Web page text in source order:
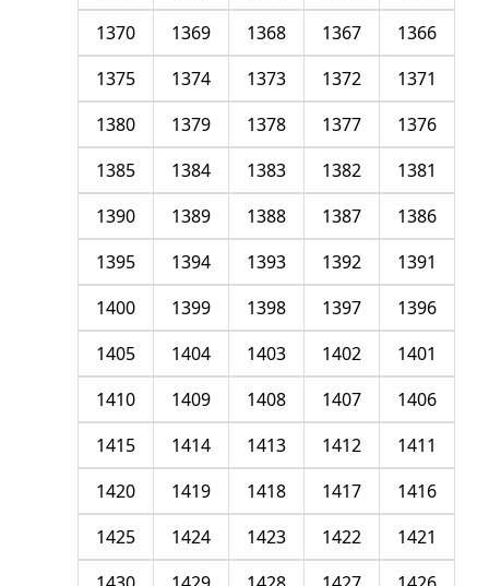
1366
1367
1368
1369
1370
1371
1372
1373
1374
1375
1376
1377
1378
1379
1380
1381
1382
1383
1384
1385
1386
1387
1388
1389
1390
1391
1392
1393
1394
1395
1396
1397
1398
1399
1400
1401
1402
1403
1404
1405
1406
1407
1408
1409
1410
1411
1412
1413
1414
1415
1416
1417
1418
1419
1420
1421
1422
1423
1424
1425